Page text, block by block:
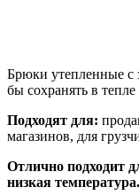
Брюки утепленные с
бы сохранять в
Подходят для:
магазинов, для
Отлично подходит
низкая температура.